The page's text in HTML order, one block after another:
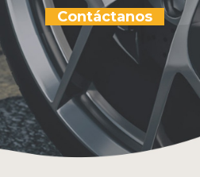
Contáctanos